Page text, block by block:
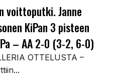
voittoputki. Janne
KiPan 3 pisteen
– AA 2-0 (3-2, 6-0)
OTTELUSTA –